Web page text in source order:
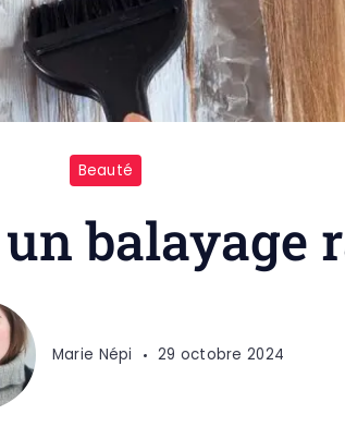
Beauté
balayage
Marie Népi 29 octobre 2024